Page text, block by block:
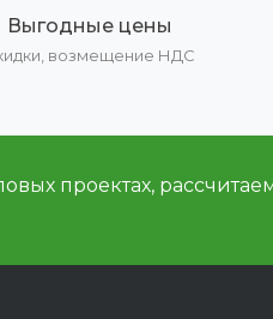
Выгодные цены
возмещение НДС
проектах,